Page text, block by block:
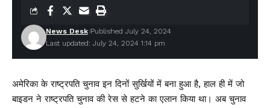
Last updated: July 24, 2024 1:14 pm
News Desk Published July 24, 2024
अमेरिका के राष्ट्रपति चुनाव इन दिनों सुर्खियों में बना हुआ है, हाल ही में जो
बाइडन ने राष्ट्रपति चुनाव की रेस से हटने का एलान किया था। अब चुनाव